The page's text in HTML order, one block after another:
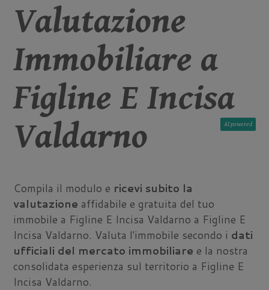
Valutazione
Immobiliare a
Figline E Incisa
Valdarno
AI
Compila il modulo e ricevi subito la
valutazione affidabile e gratuita del tuo
immobile a Figline E Incisa Valdarno a Figline E
Incisa Valdarno. Valuta l'immobile secondo i dati
ufficiali del mercato immobiliare e la nostra
consolidata esperienza sul territorio a Figline E
Incisa Valdarno.